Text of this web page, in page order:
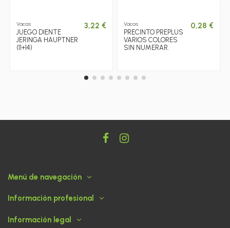
Vacas
JUEGO DIENTE
JERINGA HAUPTNER
(11+14)
3,22 € Vacas
PRECINTO PREPLUS
VARIOS COLORES
SIN NUMERAR.
0,28 €
Menú de navegación
Información profesional
Información legal